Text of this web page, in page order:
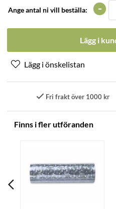
Ange antal ni vill beställa: -
Lägg i
Fri frakt över 1000 kr
Finns i fler utföranden